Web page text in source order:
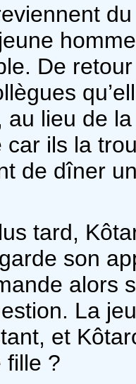
De
au lieu de
car ils la
de dîner
tard,
son
alors
La
et
fille ?